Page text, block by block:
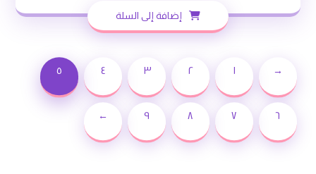
إضافة إلى السلة
→ ١ ٢ ٣ ٤ ٥
٦ ٧ ٨ ٩ ←